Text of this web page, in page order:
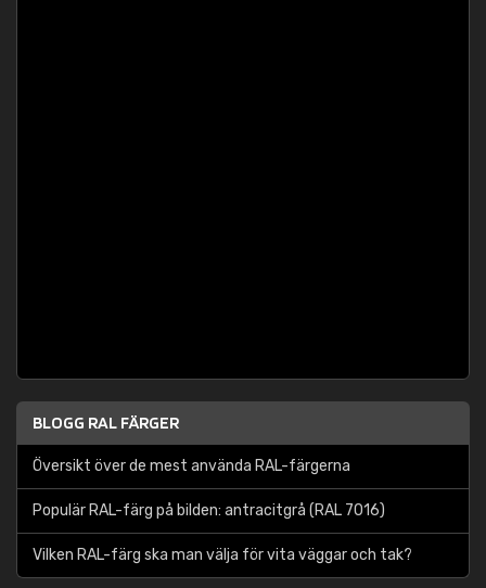
BLOGG RAL FÄRGER
Översikt över de mest använda RAL-färgerna
Populär RAL-färg på bilden: antracitgrå (RAL 7016)
Vilken RAL-färg ska man välja för vita väggar och tak?